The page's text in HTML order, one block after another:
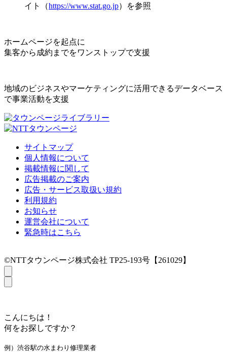
イト（https://www.stat.go.jp）を参照
ホームページを起点に
集客から成約までをワンストップで支援
地域のビジネスやマーケティングに活用できるデータベース
で事業活動を支援
サイトマップ
個人情報について
掲載情報に関して
広告掲載のご案内
広告・サービス取扱い規約
利用規約
お知らせ
運営会社について
緊急時はこちら
©NTTタウンページ株式会社 TP25-193号【261029】
こんにちは！
何をお探しですか？
例）渋谷駅の水まわり修理業者